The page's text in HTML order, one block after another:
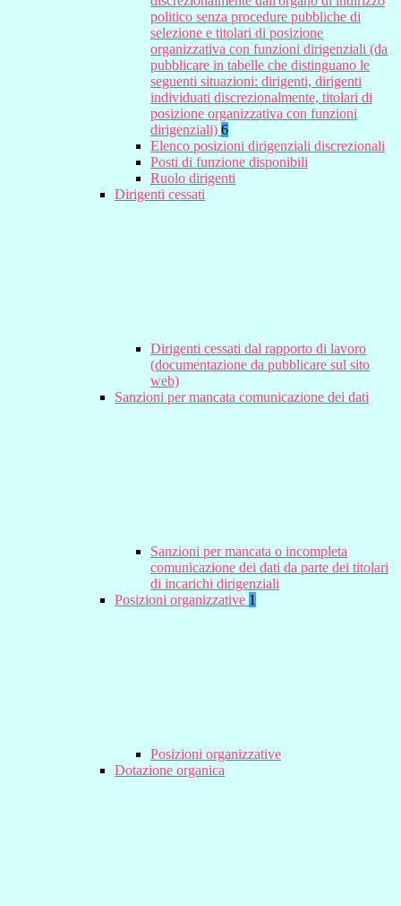
politico senza procedure pubbliche di
selezione e titolari di posizione
organizzativa con funzioni dirigenziali (da
pubblicare in tabelle che distinguano le
seguenti situazioni: dirigenti, dirigenti
individuati discrezionalmente, titolari di
posizione organizzativa con funzioni
dirigenziali) 6
Elenco posizioni dirigenziali discrezionali
Posti di funzione disponibili
Ruolo dirigenti
Dirigenti cessati
Dirigenti cessati dal rapporto di lavoro
(documentazione da pubblicare sul sito
web)
Sanzioni per mancata comunicazione dei dati
Sanzioni per mancata o incompleta
comunicazione dei dati da parte dei titolari
di incarichi dirigenziali
Posizioni organizzative 1
Posizioni organizzative
Dotazione organica